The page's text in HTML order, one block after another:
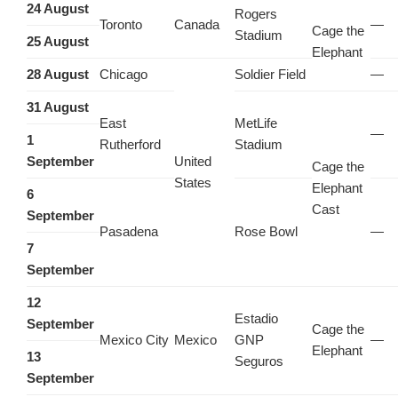
24 August
Toronto
Canada
Rogers
Stadium
Cage the
Elephant
—
25 August
28 August Chicago
United
States
Soldier Field —
31 August
East
Rutherford
MetLife
Stadium
Cage the
Elephant
Cast
—
1
September
6
September
Pasadena
Rose Bowl
—
7
September
12
September
Mexico City Mexico
Estadio
GNP
Seguros
Cage the
Elephant
—
13
September